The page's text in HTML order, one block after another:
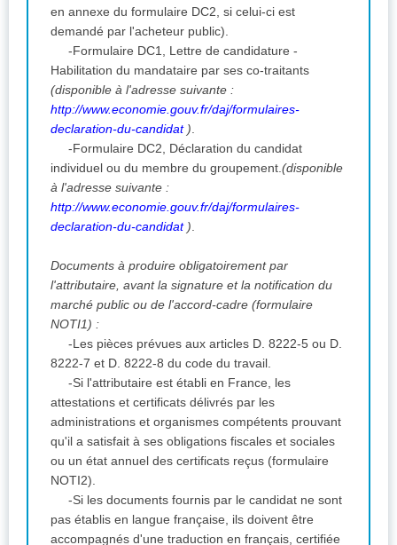
en annexe du formulaire DC2, si celui-ci est
demandé par l'acheteur public).
-Formulaire DC1, Lettre de candidature -
Habilitation du mandataire par ses co-traitants
(disponible à l'adresse suivante :
http://www.economie.gouv.fr/daj/formulaires-
declaration-du-candidat)
-Formulaire DC2, Déclaration du candidat
individuel ou du membre du groupement. (disponible
à l'adresse suivante :
http://www.economie.gouv.fr/daj/formulaires-
declaration-du-candidat)
Documents à produire obligatoirement par
l'attributaire, avant la signature et la notification du
marché public ou de l'accord-cadre (formulaire
NOTI1) :
-Les pièces prévues aux articles D. 8222-5 ou D.
8222-7 et D. 8222-8 du code du travail.
-Si l'attributaire est établi en France, les
attestations et certificats délivrés par les
administrations et organismes compétents prouvant
qu'il a satisfait à ses obligations fiscales et sociales
ou un état annuel des certificats reçus (formulaire
NOTI2).
-Si les documents fournis par le candidat ne sont
pas établis en langue française, ils doivent être
accompagnés d'une traduction en français, certifiée